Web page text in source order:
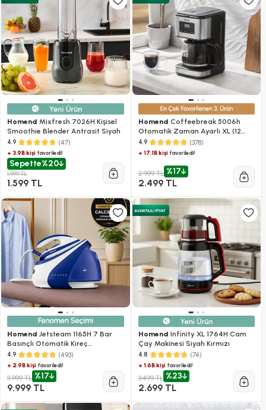
Homend Mixfresh 7026H Kişisel
Smoothie Blender Antrasit Siyah
4.9 (47)
+ 3.9B kişi favoriledi!
Sepette%20
1.999 TL
1.599 TL
Homend Coffeebreak 5006h
Otomatik Zaman Ayarlı XL (12
Fincan) Filtre Kahve Makinesi
4.9 (378)
+ 17.1B kişifavoriledi!
2.999 TL %17
2.499 TL
Homend Jetsteam 1165H 7 Bar
Basınçlı Otomatik Kireç
Temizlemeli Buhar Kazanlı Ütü
Mor Beyaz
4.9 (493)
+ 2.9B kişi favoriledi!
11.999 TL %17
9.999 TL
Homend Infinity XL 1764H Cam
Çay Makinesi Siyah Kırmızı
4.8 (74)
+ 1.6B kişifavoriledi!
3.499 TL %23
2.699 TL